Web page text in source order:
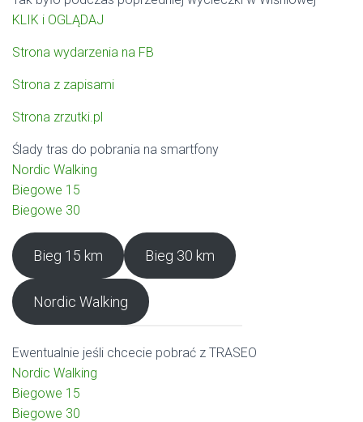
KLIK i OGLĄDAJ
Strona wydarzenia na FB
Strona z zapisami
Strona zrzutki.pl
Ślady tras do pobrania na smartfony
Nordic Walking
Biegowe 15
Biegowe 30
Bieg 15 km Bieg 30 km
Nordic Walking
Ewentualnie jeśli chcecie pobrać z TRASEO
Nordic Walking
Biegowe 15
Biegowe 30